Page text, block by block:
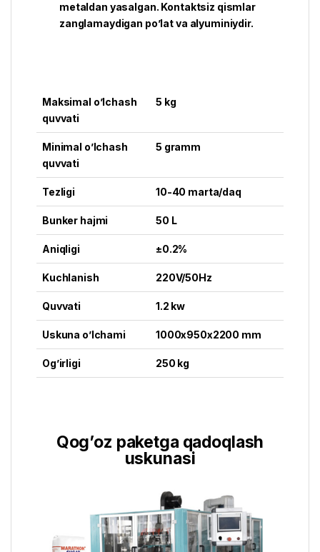
metaldan yasalgan. Kontaktsiz qismlar
zanglamaydigan po’lat va alyuminiydir.
Maksimal o’lchash
quvvati
5 kg
Minimal o’lchash
quvvati
5 gramm
Tezligi 10-40 marta/daq
Bunker hajmi 50 L
Aniqligi ±0.2%
Kuchlanish 220V/50Hz
Quvvati 1.2 kw
Uskuna o’lchami 1000x950x2200 mm
Og’irligi 250 kg
Qog’oz paketga qadoqlash
uskunasi